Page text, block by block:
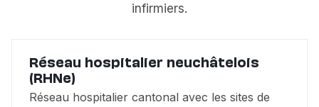
infirmiers.
Réseau hospitalier neuchâtelois
(RHNe)
Réseau hospitalier cantonal avec les sites de